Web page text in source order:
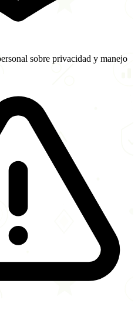
sobre privacidad y manejo